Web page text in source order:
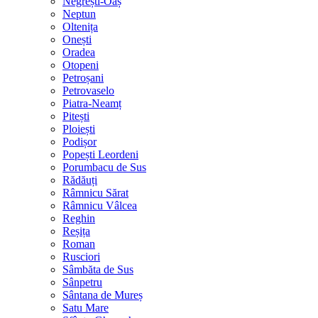
Neptun
Oltenița
Onești
Oradea
Otopeni
Petroșani
Petrovaselo
Piatra-Neamț
Pitești
Ploiești
Podișor
Popești Leordeni
Porumbacu de Sus
Rădăuți
Râmnicu Sărat
Râmnicu Vâlcea
Reghin
Reșița
Roman
Rusciori
Sâmbăta de Sus
Sânpetru
Sântana de Mureș
Satu Mare